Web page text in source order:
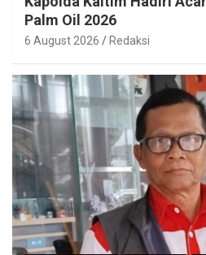
Palm Oil 2026
6 August 2026 Redaksi